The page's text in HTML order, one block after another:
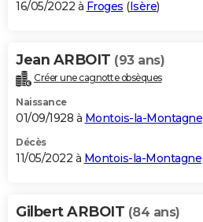
16/05/2022 à Froges (Isère)
Jean ARBOIT (93 ans)
Créer une cagnotte obsèques
Naissance
01/09/1928 à Montois-la-Montagne
Décès
11/05/2022 à Montois-la-Montagne
Gilbert ARBOIT (84 ans)